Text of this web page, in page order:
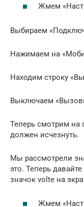
Жмем
Выбираем
Нажимаем на
Находим строку
Выключаем
Теперь смотрим на
должен исчезнуть.
Мы рассмотрели
это. Теперь
значок volte на
Жмем